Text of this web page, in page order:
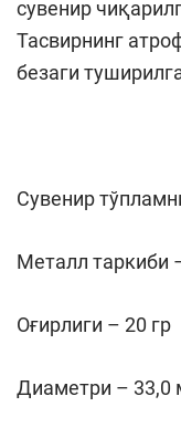
сувенир
Тасвирнинг
безаги
Сувенир
Металл таркиби
Оғирлиги – 20 гр
Диаметри – 33,0